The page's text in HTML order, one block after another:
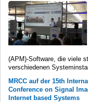
(APM)-Software, die viele
verschiedenen
MRCC auf der 15th
Conference on Signal
Internet based Systems